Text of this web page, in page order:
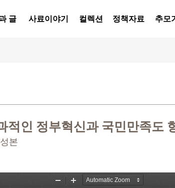
글 사료이야기 컬렉션 정책자료 추모
적인 정부혁신과 국민만족도
본